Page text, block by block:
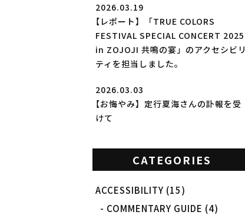
2026.03.19
【レポート】「TRUE COLORS
FESTIVAL SPECIAL CONCERT 2025
in ZOJOJI 共鳴の宴」のアクセシビリ
ティを担当しました。
2026.03.03
【お悔やみ】定行夏海さんの訃報を受
けて
CATEGORIES
ACCESSIBILITY (15)
COMMENTARY GUIDE (4)